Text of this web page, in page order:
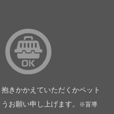
きかかえていただくかペット
お願い申し上げます。
※盲導